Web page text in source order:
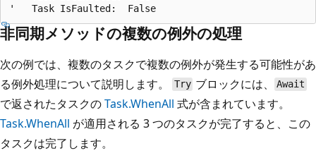
非同期メソッドの複数の例外の処理
次の例では、複数のタスクで複数の例外が発生する可能性があ
る例外処理について説明します。
Try ブロックには、Await
で返されたタスクのTask.WhenAll 式が含まれています。
Task.WhenAll が適用される 3 つのタスクが完了すると、この
タスクは完了します。